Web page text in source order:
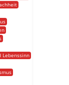
Lebenssinn